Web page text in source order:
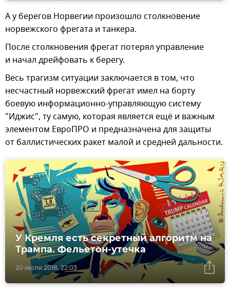
А у берегов Норвегии произошло столкновение
норвежского фрегата и танкера.
После столкновения фрегат потерял управление
и начал дрейфовать к берегу.
Весь трагизм ситуации заключается в том, что
несчастный норвежский фрегат имел на борту
боевую информационно-управляющую систему
"Иджис", ту самую, которая является ещё и важным
элементом ЕвроПРО и предназначена для защиты
от баллистических ракет малой и средней дальности.
20 июля 2018, 22:03
У Кремля есть секретный алгоритм на
Трампа. Фельетон-утечка